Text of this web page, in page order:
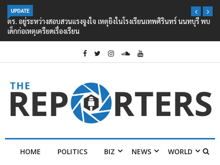
UPDATE
ตร. อยู่ระหว่างสอบสวนแรงจูงใจ เหตุยิงในโรงเรียนเทพศิรินทร์ นนทบุรี พบ
เด็กก่อเหตุเครียดเรื่องเรียน
HOME POLITICS BIZ NEWS WORLD